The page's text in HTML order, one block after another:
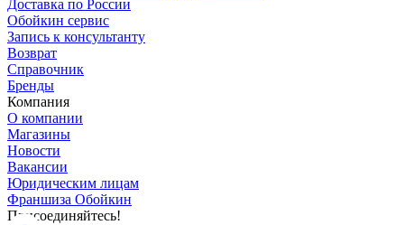
Доставка по России
Обойкин сервис
Запись к консультанту
Возврат
Справочник
Бренды
Компания
О компании
Магазины
Новости
Вакансии
Юридическим лицам
Франшиза Обойкин
Присоединяйтесь!